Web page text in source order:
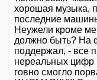
хорошая музыка,
последние
Неужели кроме
должно быть? На
поддержал, - все
нереальных цифр
говно смогло